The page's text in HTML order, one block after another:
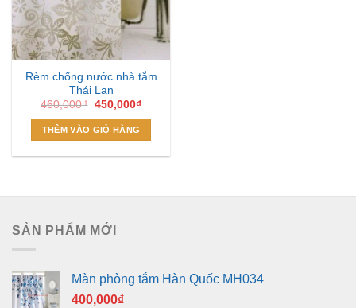
Rèm chống nước nhà tắm
Thái Lan
460,000₫ Giá
là:
460,000₫.
450,000₫Giá
THÊM VÀO GIỎ HÀNG
SẢN PHẨM MỚI
Màn phòng tắm Hàn Quốc MH034
400,000₫